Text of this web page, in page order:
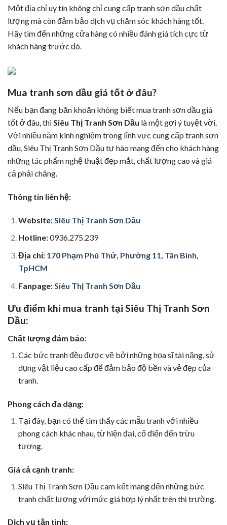
Một địa chỉ uy tín không chỉ cung cấp tranh sơn dầu chất
lượng mà còn đảm bảo dịch vụ chăm sóc khách hàng tốt.
Hãy tìm đến những cửa hàng có nhiều đánh giá tích cực từ
khách hàng trước đó.
Mua tranh sơn dầu giá tốt ở đâu?
Nếu bạn đang băn khoăn không biết mua tranh sơn dầu giá
tốt ở đâu, thìSiêu Thị Tranh Sơn Dầu là một gợi ý tuyệt vời.
Với nhiều năm kinh nghiệm trong lĩnh vực cung cấp tranh sơn
dầu, Siêu Thị Tranh Sơn Dầu tự hào mang đến cho khách hàng
những tác phẩm nghệ thuật đẹp mắt, chất lượng cao và giá
cả phải chăng.
Thông tin liên hệ:
Website:Siêu Thị Tranh Sơn Dầu
Hotline:0936.275.239
Địa chỉ: 170 Phạm Phú Thứ, Phường 11, Tân Bình,
TpHCM
Fanpage: Siêu Thị Tranh Sơn Dầu
Ưu điểm khi mua tranh tại Siêu Thị Tranh Sơn
Dầu:
Chất lượng đảm bảo:
Các bức tranh đều được vẽ bởi những họa sĩ tài năng, sử
dụng vật liệu cao cấp để đảm bảo độ bền và vẻ đẹp của
tranh.
Phong cách đa dạng:
Tại đây, bạn có thể tìm thấy các mẫu tranh với nhiều
phong cách khác nhau, từ hiện đại, cổ điển đến trừu
tượng.
Giá cả cạnh tranh:
Siêu Thị Tranh Sơn Dầu cam kết mang đến những bức
tranh chất lượng với mức giá hợp lý nhất trên thị trường.
Dịch vụ tận tình: